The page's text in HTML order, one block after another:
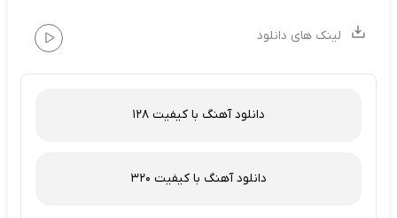
لینک های دانلود
دانلود آهنگ با کیفیت 128
دانلود آهنگ با کیفیت 320